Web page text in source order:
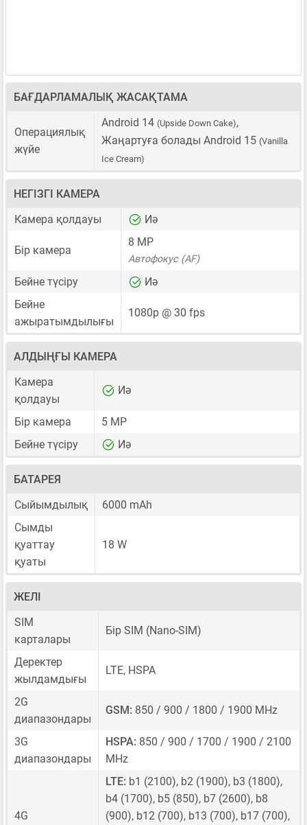
БАҒДАРЛАМАЛЫҚ ЖАСАҚТАМА
Операциялық
жүйе
Android 14 (Upside Down Cake),
Жаңартуға болады Android 15 (Vanilla
Ice Cream)
НЕГІЗГІ КАМЕРА
Камера қолдауы
Иә
Бір камера
8 MP
Автофокус (AF)
Бейне түсіру
Иә
Бейне
ажыратымдылығы
1080p @ 30 fps
АЛДЫҢҒЫ КАМЕРА
Камера
қолдауы
Иә
Бір камера
5 MP
Бейне түсіру
Иә
БАТАРЕЯ
Сыйымдылық
6000 mAh
Сымды
қуаттау
қуаты
18 W
ЖЕЛІ
SIM
карталары
Бір SIM (Nano-SIM)
Деректер
жылдамдығы
LTE, HSPA
2G
диапазондары
GSM: 850 / 900 / 1800 / 1900 MHz
3G
диапазондары
HSPA: 850 / 900 / 1700 / 1900 / 2100
MHz
4G
LTE: b1 (2100), b2 (1900), b3 (1800),
b4 (1700), b5 (850), b7 (2600), b8
(900), b12 (700), b13 (700), b17 (700),